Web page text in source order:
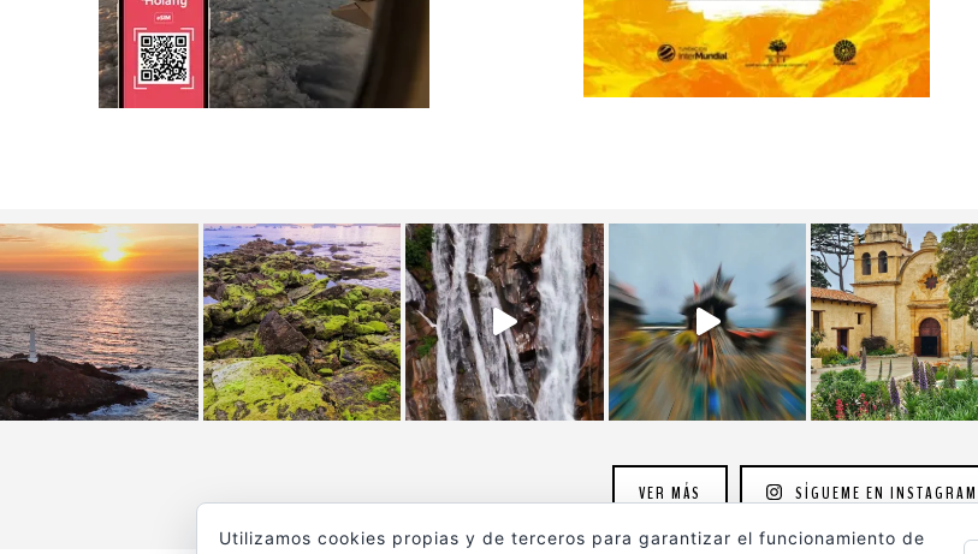
VER MÁS SÍGUEME EN INSTAGRAM
Utilizamos cookies propias y de terceros para garantizar el funcionamiento de